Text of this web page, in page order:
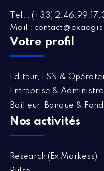
Tél. : (+33)
Mail :
Votre profil
Editeur, ESN &
Entreprise &
Bailleur, Banque &
Nos activités
Research (Ex Markess)